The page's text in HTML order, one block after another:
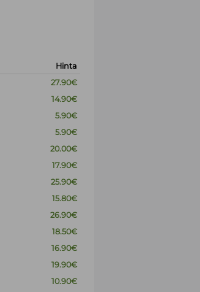
Hinta
27.90€
14.90€
5.90€
5.90€
20.00€
17.90€
25.90€
15.80€
26.90€
18.50€
16.90€
19.90€
10.90€